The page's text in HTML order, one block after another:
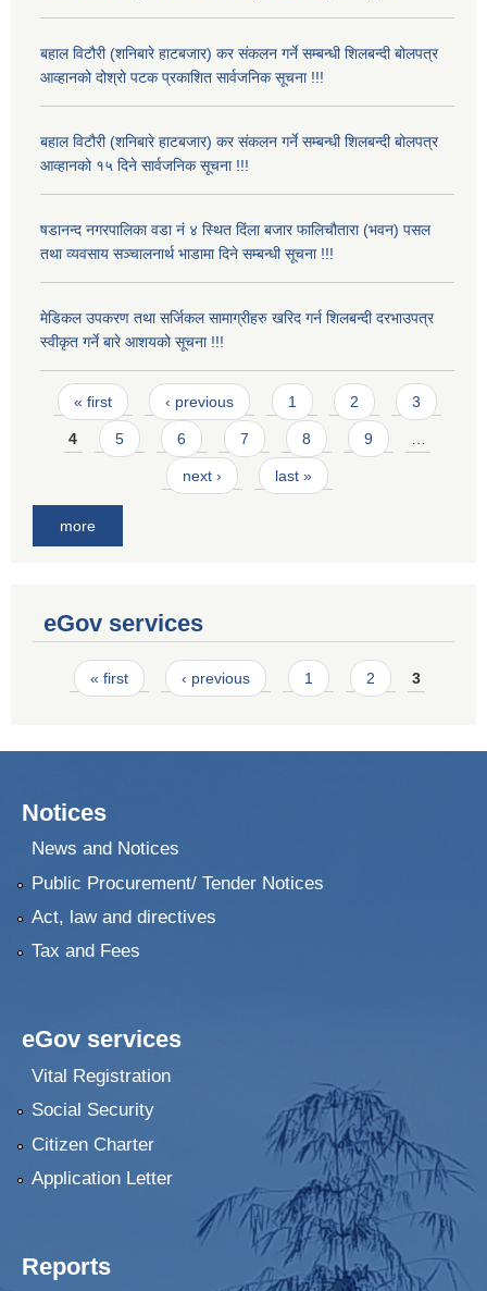
बहाल विटौरी (शनिबारे हाटबजार) कर संकलन गर्ने सम्बन्धी शिलबन्दी बोलपत्र
आव्हानको दोश्रो पटक प्रकाशित सार्वजनिक सूचना !!!
बहाल विटौरी (शनिबारे हाटबजार) कर संकलन गर्ने सम्बन्धी शिलबन्दी बोलपत्र
आव्हानको १५ दिने सार्वजनिक सूचना !!!
षडानन्द नगरपालिका वडा नं ४ स्थित दिंला बजार फालिचौतारा (भवन) पसल
तथा व्यवसाय सञ्चालनार्थ भाडामा दिने सम्बन्धी सूचना !!!
मेडिकल उपकरण तथा सर्जिकल सामाग्रीहरु खरिद गर्न शिलबन्दी दरभाउपत्र
स्वीकृत गर्ने बारे आशयको सूचना !!!
Pages
« first ‹ previous 1 2 3
4 5 6 7 8 9
next › last »
more
eGov services
Pages
« first ‹ previous 1 2 3
Notices
News and Notices
Public Procurement/ Tender Notices
Act, law and directives
Tax and Fees
eGov services
Vital Registration
Social Security
Citizen Charter
Application Letter
Reports